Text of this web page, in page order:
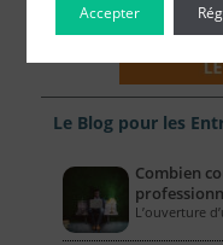
Le Blog pour les
Combien
L’ouverture
Accepter